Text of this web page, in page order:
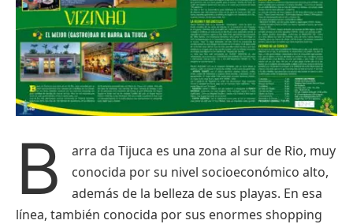
B
arra da Tijuca es una zona al sur de Rio, muy
conocida por su nivel socioeconómico alto,
además de la belleza de sus playas. En esa
línea, también conocida por sus enormes shopping